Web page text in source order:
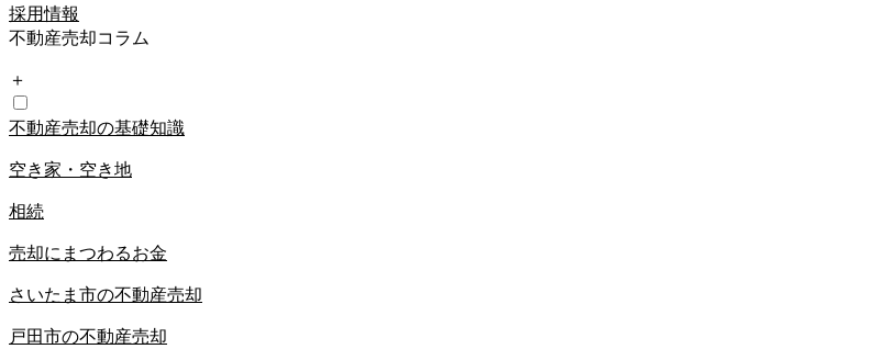
採用情報
不動産売却コラム
＋
不動産売却の基礎知識
空き家・空き地
相続
売却にまつわるお金
さいたま市の不動産売却
戸田市の不動産売却